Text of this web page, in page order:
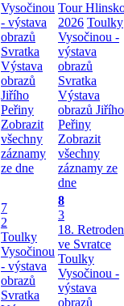
Vysočinou
- výstava
obrazů
Svratka
Výstava
obrazů
Jiřího
Peřiny
Zobrazit
všechny
záznamy
ze dne
Tour
2026 Toulky
Vysočinou -
výstava
obrazů
Svratka
Výstava
obrazů Jiřího
Peřiny
Zobrazit
všechny
záznamy ze
dne
7
2
Toulky
Vysočinou
- výstava
obrazů
Svratka
8
3
18. Retroden
ve Svratce
Toulky
Vysočinou -
výstava
obrazů